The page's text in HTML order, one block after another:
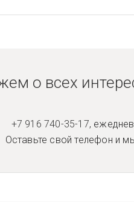
о всех
+7 916 740-35-17,
Оставьте свой телефон и